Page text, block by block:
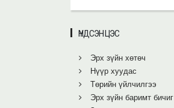
ҮНДСЭН ЦЭС
Эрх зүйн хөтөч
Нүүр хуудас
Төрийн үйлчилгээ
Эрх зүйн баримт бичиг